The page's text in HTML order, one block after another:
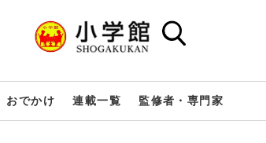
おでかけ 連載一覧 監修者・専門家